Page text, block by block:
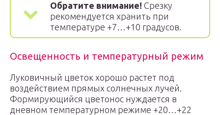
Обратите внимание! Срезку
рекомендуется хранить при
температуре +7…+10 градусов.
Освещенность и температурный режим
Луковичный цветок хорошо растет под
воздействием прямых солнечных лучей.
Формирующийся цветонос нуждается в
дневном температурном режиме +20…+22